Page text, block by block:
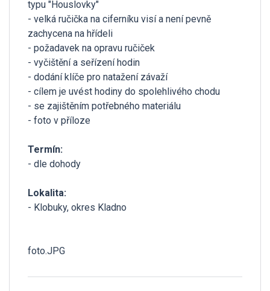
typu "Houslovky"
- velká ručička na ciferníku visí a není pevně
zachycena na hřídeli
- požadavek na opravu ručiček
- vyčištění a seřízení hodin
- dodání klíče pro natažení závaží
- cílem je uvést hodiny do spolehlivého chodu
- se zajištěním potřebného materiálu
- foto v příloze
Termín:
- dle dohody
Lokalita:
- Klobuky, okres Kladno
foto.JPG